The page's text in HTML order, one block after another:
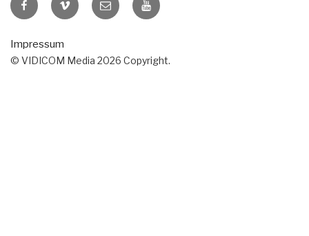
auf
auf
Mail
auf
Impressum
© VIDICOM Media 2026 Copyright.